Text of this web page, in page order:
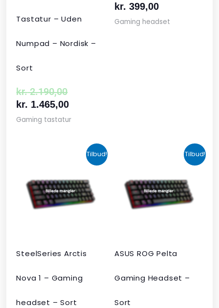
Tastatur – Uden
Numpad – Nordisk –
Sort
kr.2.190,00
kr. 1.465,00
Gaming tastatur
kr. 399,00
Gaming headset
Tilbud!
SteelSeries Arctis
Nova 1 – Gaming
headset – Sort
oprindelige
pris
var:
kr. 424,00.
aktuelle
pris
er:
kr. 349,00.
Tilbud!
ASUS ROG Pelta
Gaming Headset –
Sort
oprindelige
pris
var:
kr.
aktuelle
pris
er:
kr. 679,00.